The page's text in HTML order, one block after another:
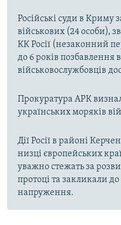
Російські суди в Криму
військових (24 особи),
КК Росії (незаконний
до 6 років позбавлення
військовослужбовців
Прокуратура АРК
українських моряків
Дії Росії в районі
низці європейських
уважно стежать за
протоці та закликали
напруження.